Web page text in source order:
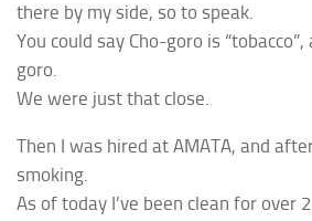
there by my side, so to speak.
You could say Cho-goro is “tobacco”,
goro.
We were just that close.
Then I was hired at AMATA, and
smoking.
As of today I’ve been clean for over